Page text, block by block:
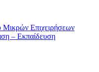
Μικρών Επιχειρήσεων
– Εκπαίδευση